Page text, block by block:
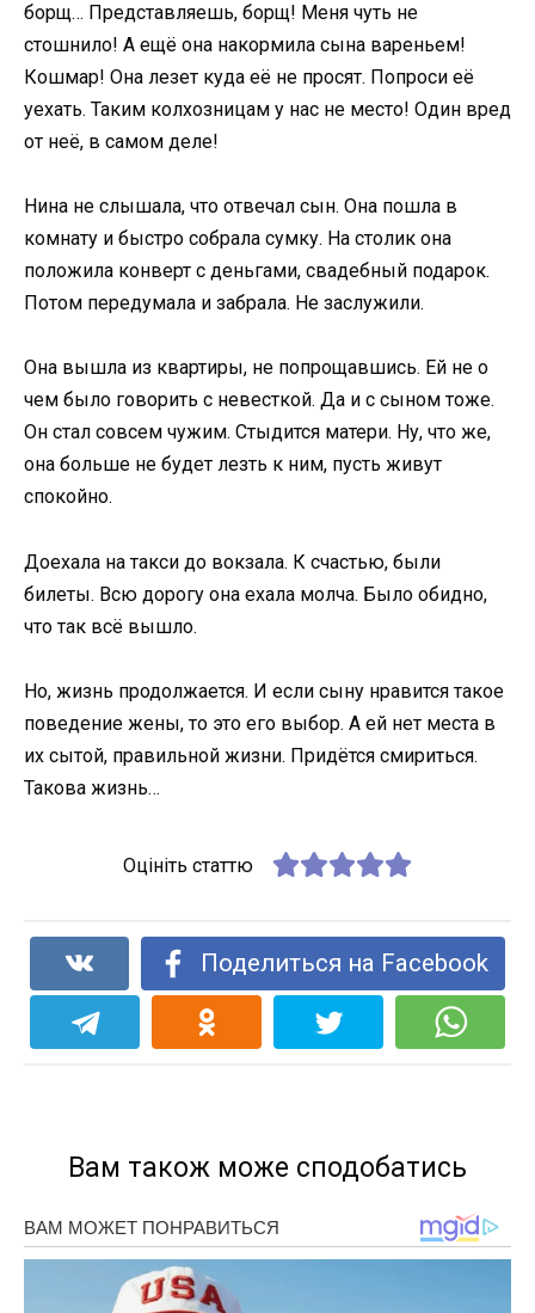
борщ… Представляешь, борщ! Меня чуть не
стошнило! А ещё она накормила сына вареньем!
Кошмар! Она лезет куда её не просят. Попроси её
уехать. Таким колхозницам у нас не место! Один вред
от неё, в самом деле!
Нина не слышала, что отвечал сын. Она пошла в
комнату и быстро собрала сумку. На столик она
положила конверт с деньгами, свадебный подарок.
Потом передумала и забрала. Не заслужили.
Она вышла из квартиры, не попрощавшись. Ей не о
чем было говорить с невесткой. Да и с сыном тоже.
Он стал совсем чужим. Стыдится матери. Ну, что же,
она больше не будет лезть к ним, пусть живут
спокойно.
Доехала на такси до вокзала. К счастью, были
билеты. Всю дорогу она ехала молча. Было обидно,
что так всё вышло.
Но, жизнь продолжается. И если сыну нравится такое
поведение жены, то это его выбор. А ей нет места в
их сытой, правильной жизни. Придётся смириться.
Такова жизнь…
Оцініть статтю
Поделиться на Facebook
Вам також може сподобатись